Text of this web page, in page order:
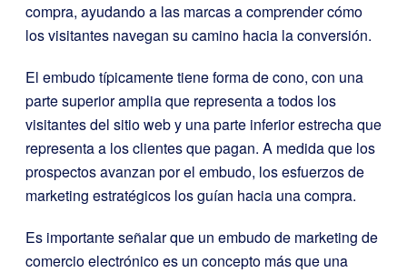
compra, ayudando a las marcas a comprender cómo
los visitantes navegan su camino hacia la conversión.
El embudo típicamente tiene forma de cono, con una
parte superior amplia que representa a todos los
visitantes del sitio web y una parte inferior estrecha que
representa a los clientes que pagan. A medida que los
prospectos avanzan por el embudo, los esfuerzos de
marketing estratégicos los guían hacia una compra.
Es importante señalar que un embudo de marketing de
comercio electrónico es un concepto más que una